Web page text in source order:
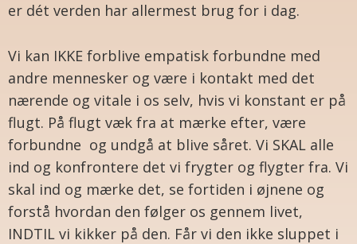
er dét verden har allermest brug for i dag.
Vi kan IKKE forblive empatisk forbundne med
andre mennesker og være i kontakt med det
nærende og vitale i os selv, hvis vi konstant er på
flugt. På flugt væk fra at mærke efter, være
forbundne og undgå at blive såret. Vi SKAL alle
ind og konfrontere det vi frygter og flygter fra. Vi
skal ind og mærke det, se fortiden i øjnene og
forstå hvordan den følger os gennem livet,
INDTIL vi kikker på den. Får vi den ikke sluppet i